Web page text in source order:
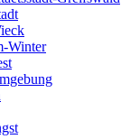
Winter